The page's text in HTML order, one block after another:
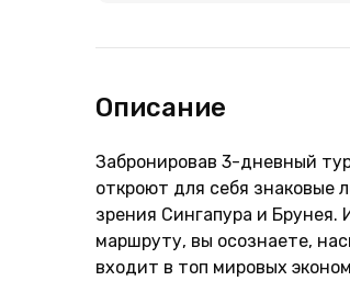
Описание
Забронировав 3-дневный
откроют для себя знаковые
зрения Сингапура и
маршруту, вы осознаете,
входит в топ мировых